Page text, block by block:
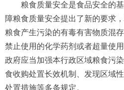
粮食质量安全是食品安全的
障粮食质量安全提出了新的要求
粮食产生污染的有毒有害物质混
禁止使用的化学药剂或者超量使
政府应当加强本行政区域粮食污
食收购处置长效机制、发现区域
处置措施等多条规定。